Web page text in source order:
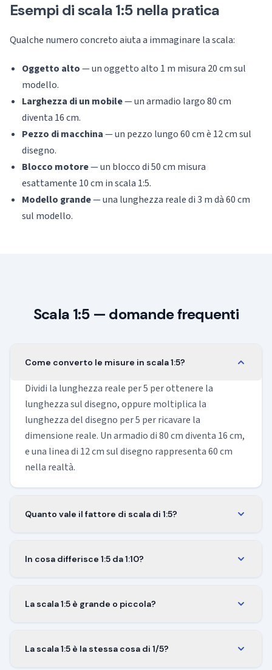
Esempi di scala 1:5 nella pratica
Qualche numero concreto aiuta a immaginare la scala:
Oggetto alto— un oggetto alto 1 m misura 20 cm sul
modello.
Larghezza di un mobile— un armadio largo 80 cm
diventa 16 cm.
Pezzo di macchina— un pezzo lungo 60 cm è 12 cm sul
disegno.
Blocco motore— un blocco di 50 cm misura
esattamente 10 cm in scala 1:5.
Modello grande— una lunghezza reale di 3 m dà 60 cm
sul modello.
Scala 1:5 — domande frequenti
Come converto le misure in scala 1:5?
Dividi la lunghezza reale per 5 per ottenere la
lunghezza sul disegno, oppure moltiplica la
lunghezza del disegno per 5 per ricavare la
dimensione reale. Un armadio di 80 cm diventa 16 cm,
e una linea di 12 cm sul disegno rappresenta 60 cm
nella realtà.
Quanto vale il fattore di scala di 1:5?
lunghezza reale per 0,2 per ottenere la sua
In cosa differisce 1:5 da 1:10?
rispetto al 1:10, così lo stesso oggetto occupa
singolo pezzo, mentre il 1:10 permette di far stare un
La scala 1:5 è grande o piccola?
più grande è il disegno. La 1:5 mostra gli oggetti a un
La scala 1:5 è la stessa cosa di 1/5?